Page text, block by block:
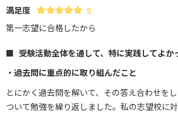
満足度
5
第一志望に合格したから
受験活動全体を通して、特に実践してよか
・過去問に重点的に取り組んだこと
とにかく過去問を解いて、その答え合わせを
ついて勉強を繰り返しました。私の志望校に